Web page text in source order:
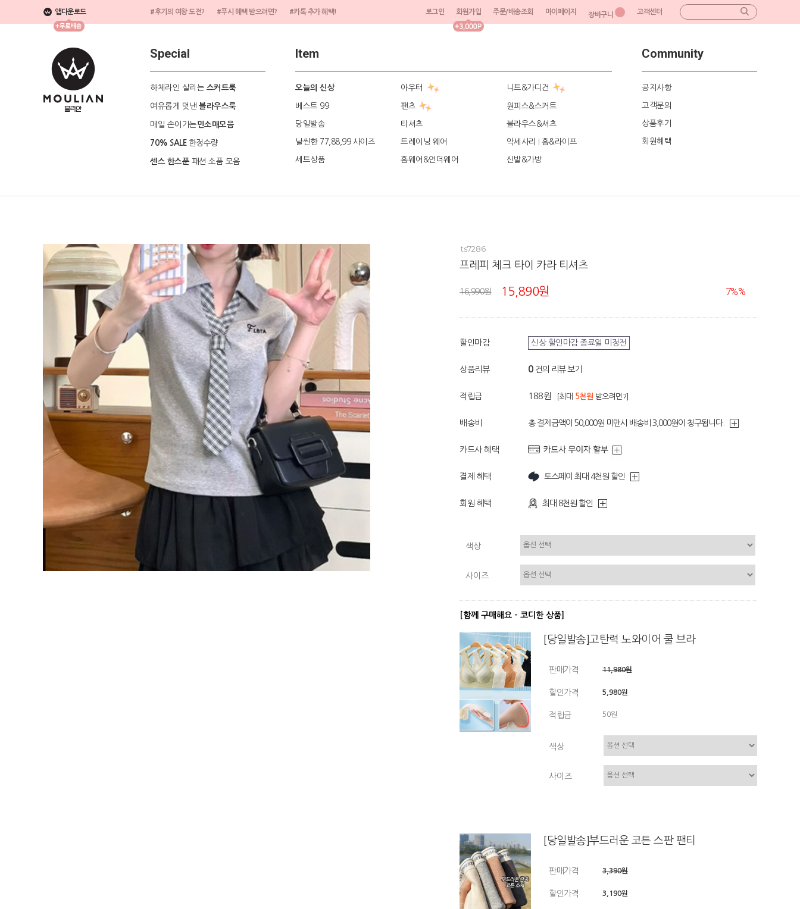
앱다운로드 #후기의 여왕 도전? #푸시 혜택 받으려면? #카톡 추가 혜택! 로그인 회원가입 주문/배송조회 마이페이지 장바구니 고객센터
Special
하체라인 살리는 스커트룩
여유롭게 멋낸 블라우스룩
매일 손이가는민소매모음
70% SALE 한정수량
센스 한스푼패션 소품 모음
Item
오늘의 신상 아우터 니트&가디건
베스트 99 팬츠 원피스&스커트
당일발송 티셔츠 블라우스&셔츠
날씬한 77,88,99 사이즈 트레이닝 웨어 악세사리 홈&라이프
세트상품 홈웨어&언더웨어 신발&가방
Community
공지사항
고객문의
상품후기
회원혜택
ts7286
프레피 체크 타이 카라 티셔츠
16,990원 15,890원 7%%
할인마감 신상 할인마감 종료일 미정전
상품리뷰 0 건의 리뷰 보기
적립금 188원 [최대 5천원 받으려면?]
배송비 총 결제금액이 50,000원 미만시 배송비 3,000원이 청구됩니다.
카드사 혜택
결제 혜택 토스페이 최대 4천원 할인
회원 혜택 최대 8천원 할인
색상
사이즈
[함께 구매해요 - 코디한 상품]
[당일발송]고탄력 노와이어 쿨 브라
판매가격 11,980원
할인가격 5,980원
적립금 50원
색상
사이즈
[당일발송]부드러운 코튼 스판 팬티
판매가격 3,390원
할인가격 3,190원